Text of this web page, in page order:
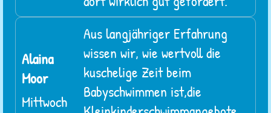
Alaina
Moor
Mittwoch
Aus langjähriger Erfahrung
wissen wir, wie wertvoll die
kuschelige Zeit beim
Babyschwimmen ist,die